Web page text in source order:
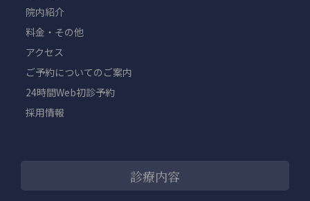
院内紹介
料金・その他
アクセス
ご予約についてのご案内
24時間Web初診予約
採用情報
診療内容